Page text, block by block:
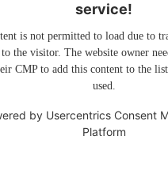
service!
is not permitted to load due to
the visitor. The website owner
CMP to add this content to the
used.
by Usercentrics Consent
Platform